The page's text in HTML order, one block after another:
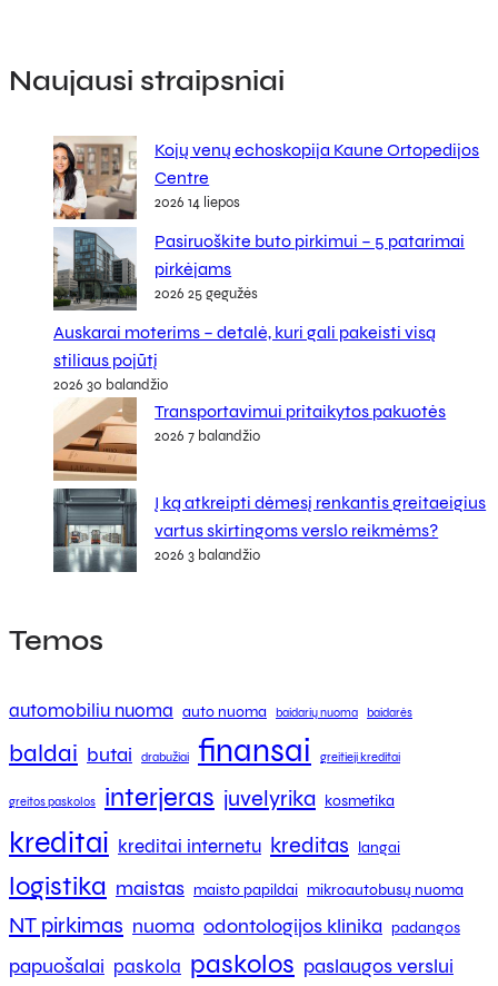
Naujausi straipsniai
Kojų venų echoskopija Kaune Ortopedijos
Centre
2026 14 liepos
Pasiruoškite buto pirkimui – 5 patarimai
pirkėjams
2026 25 gegužės
Auskarai moterims – detalė, kuri gali pakeisti visą
stiliaus pojūtį
2026 30 balandžio
Transportavimui pritaikytos pakuotės
2026 7 balandžio
Į ką atkreipti dėmesį renkantis greitaeigius
vartus skirtingoms verslo reikmėms?
2026 3 balandžio
Temos
automobiliu nuoma auto nuoma baidarių nuoma baidarės
baldai butai drabužiai finansai greitieji kreditai
greitos paskolos interjeras juvelyrika kosmetika
kreditai kreditai internetu kreditas langai
logistika maistas maisto papildai mikroautobusų nuoma
NT pirkimas nuoma odontologijos klinika padangos
papuošalai paskola paskolos paslaugos verslui